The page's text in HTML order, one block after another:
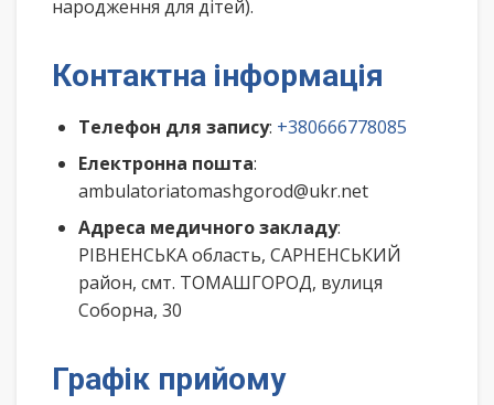
народження для дітей).
Контактна інформація
Телефон для запису: +380666778085
Електронна пошта:
ambulatoriatomashgorod@ukr.net
Адреса медичного закладу:
РІВНЕНСЬКА область, САРНЕНСЬКИЙ
район, смт. ТОМАШГОРОД, вулиця
Соборна, 30
Графік прийому